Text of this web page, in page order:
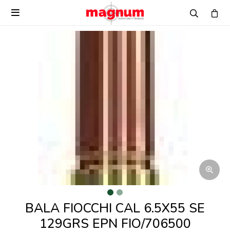

BALA FIOCCHI CAL 6.5X55 SE
129GRS EPN FIO/706500